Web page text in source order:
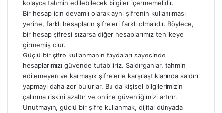
kolayca tahmin edilebilecek bilgiler içermemelidir.
Bir hesap için devamlı olarak aynı şifrenin kullanılması
yerine, farklı hesapların şifreleri farklı olmalıdır. Böylece,
bir hesap şifresi sızarsa diğer hesaplarımız tehlikeye
girmemiş olur.
Güçlü bir şifre kullanmanın faydaları sayesinde
hesaplarımızı güvende tutabiliriz. Saldırganlar, tahmin
edilemeyen ve karmaşık şifrelerle karşılaştıklarında saldırı
yapmayı daha zor bulurlar. Bu da kişisel bilgilerimizin
çalınma riskini azaltır ve online güvenliğimizi artırır.
Unutmayın, güçlü bir şifre kullanmak, dijital dünyada